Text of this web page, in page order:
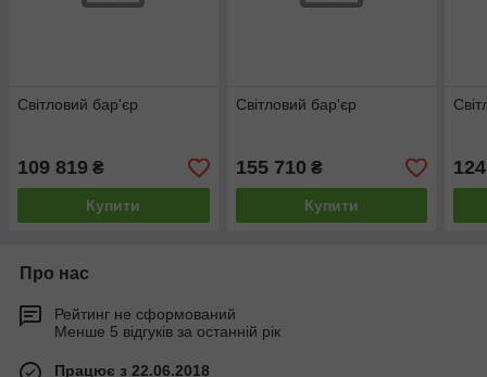
Світловий бар'єр
109 819 ₴
Купити
Світловий бар'єр
155 710 ₴
Купити
Про нас
Рейтинг не сформований
Менше 5 відгуків за останній рік
Працює з 22.06.2018